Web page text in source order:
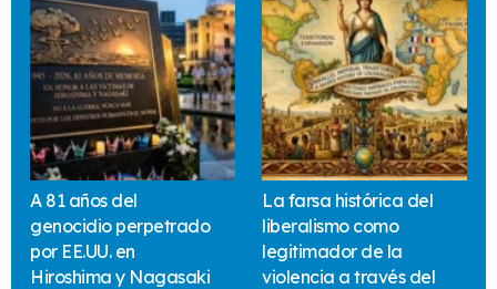
A 81 años del
genocidio perpetrado
por EE.UU. en
Hiroshima y Nagasaki
La farsa histórica del
liberalismo como
legitimador de la
violencia a través del